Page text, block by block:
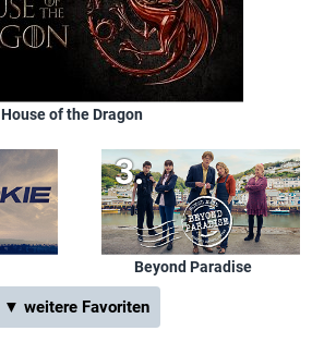
House of the Dragon
Beyond Paradise
▼ weitere Favoriten